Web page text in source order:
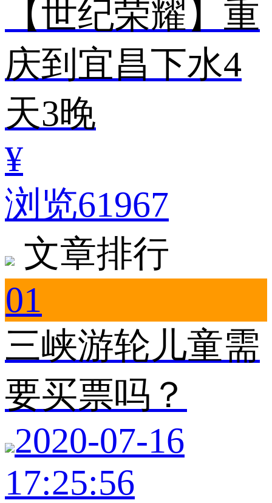
【世纪荣耀】重
庆到宜昌下水4
天3晚
¥
浏览61967
文章排行
01
三峡游轮儿童需
要买票吗？
2020-07-16
17:25:56